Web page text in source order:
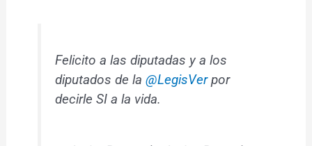
Felicito a las diputadas y a los
diputados de la@LegisVerpor
decirle SI a la vida.